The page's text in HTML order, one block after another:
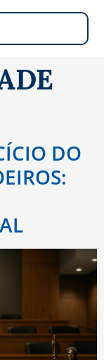
DO